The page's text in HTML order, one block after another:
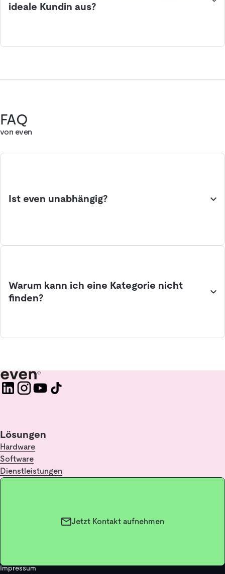
ideale Kundin aus?
FAQ
von even
Ist even unabhängig?
Warum kann ich eine Kategorie nicht
finden?
Jetzt Kontakt aufnehmen
Lösungen
Hardware
Software
Dienstleistungen
Für Lösungsanbieter
Impressum